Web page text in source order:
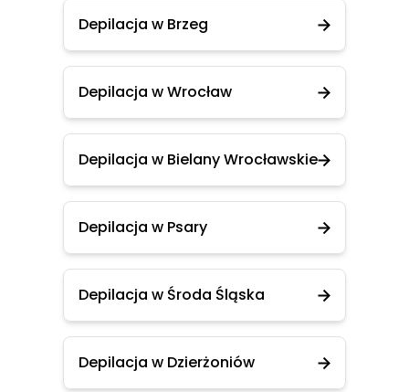
Depilacja w Brzeg
Depilacja w Wrocław
Depilacja w Bielany Wrocławskie
Depilacja w Psary
Depilacja w Środa Śląska
Depilacja w Dzierżoniów